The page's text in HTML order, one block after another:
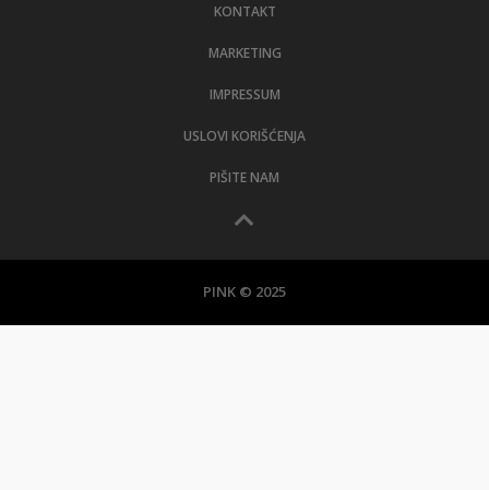
KONTAKT
MARKETING
IMPRESSUM
USLOVI KORIŠĆENJA
PIŠITE NAM
PINK © 2025